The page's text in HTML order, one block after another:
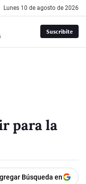
lunes 10 de agosto de 2026
Suscribite
para la
Búsqueda en